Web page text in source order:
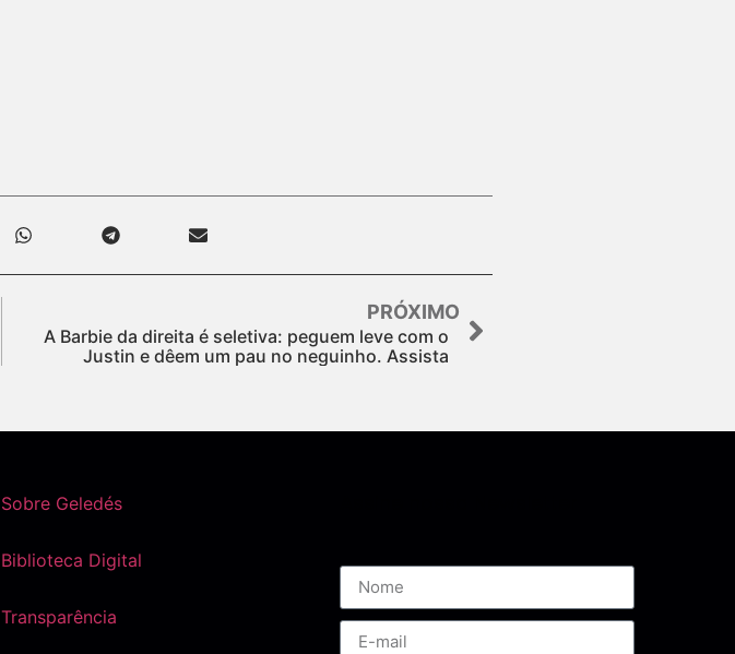
PRÓXIMO
A Barbie da direita é seletiva: peguem leve com o
Justin e dêem um pau no neguinho. Assista
Sobre Geledés
Biblioteca Digital
Transparência